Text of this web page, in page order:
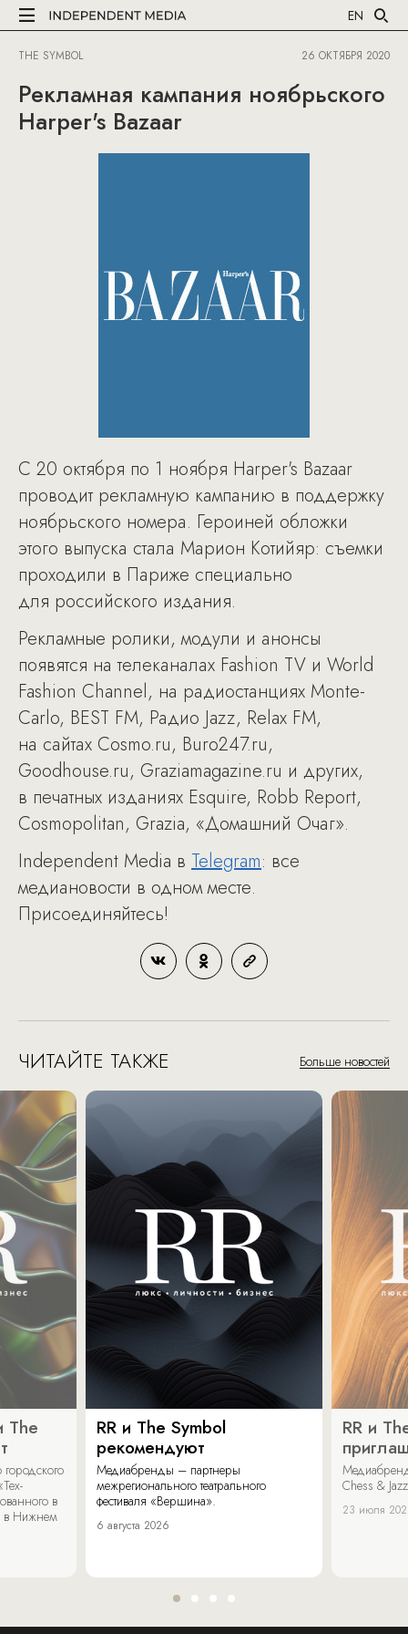
EN
THE SYMBOL 26 ОКТЯБРЯ 2020
Рекламная кампания ноябрьского
Harper's Bazaar
С 20 октября по 1 ноября Harper's Bazaar
проводит рекламную кампанию в поддержку
ноябрьского номера. Героиней обложки
этого выпуска стала Марион Котийяр: съемки
проходили в Париже специально
для российского издания.
Рекламные ролики, модули и анонсы
появятся на телеканалах Fashion TV и World
Fashion Channel, на радиостанциях Monte-
Carlo, BEST FM, Радио Jazz, Relax FM,
на сайтах Cosmo.ru, Buro247.ru,
Goodhouse.ru, Graziamagazine.ru и других,
в печатных изданиях Esquire, Robb Report,
Cosmopolitan, Grazia, «Домашний Очаг».
Independent Media в Telegram: все
медиановости в одном месте.
Присоединяйтесь!
ЧИТАЙТЕ ТАКЖЕ Больше новостей
The
в
в Нижнем
RR и The Symbol
рекомендуют
Медиабренды – партнеры
межрегионального театрального
фестиваля «Вершина».
6 августа 2026
RR и
Chess &
23 июля